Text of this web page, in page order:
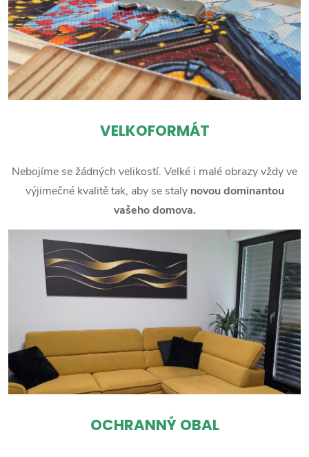
VELKOFORMÁT
Nebojíme se žádných velikostí. Velké i malé obrazy vždy ve
výjimečné kvalitě tak, aby se staly novou dominantou
vašeho domova.
OCHRANNÝ OBAL